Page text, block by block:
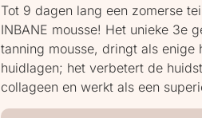
Tot 9 dagen lang een zomerse
INBANE mousse! Het unieke 3e
tanning mousse, dringt als
huidlagen; het verbetert de
collageen en werkt als een